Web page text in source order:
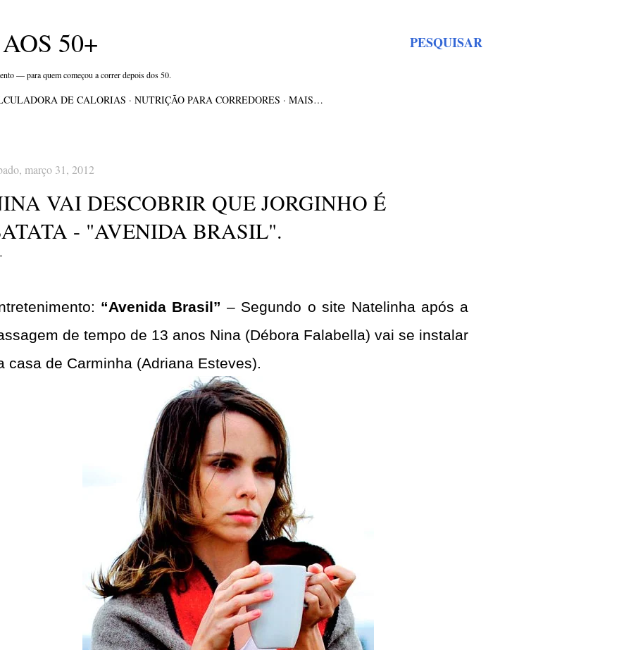
PESQUISAR
50+
— para quem começou a correr depois dos 50.
DE CALORIAS NUTRIÇÃO PARA CORREDORES MAIS…
março 31, 2012
VAI DESCOBRIR QUE JORGINHO É
- "AVENIDA BRASIL".
“Avenida Brasil” – Segundo o site Natelinha após a
de tempo de 13 anos Nina (Débora Falabella) vai se instalar
casa de Carminha (Adriana Esteves).